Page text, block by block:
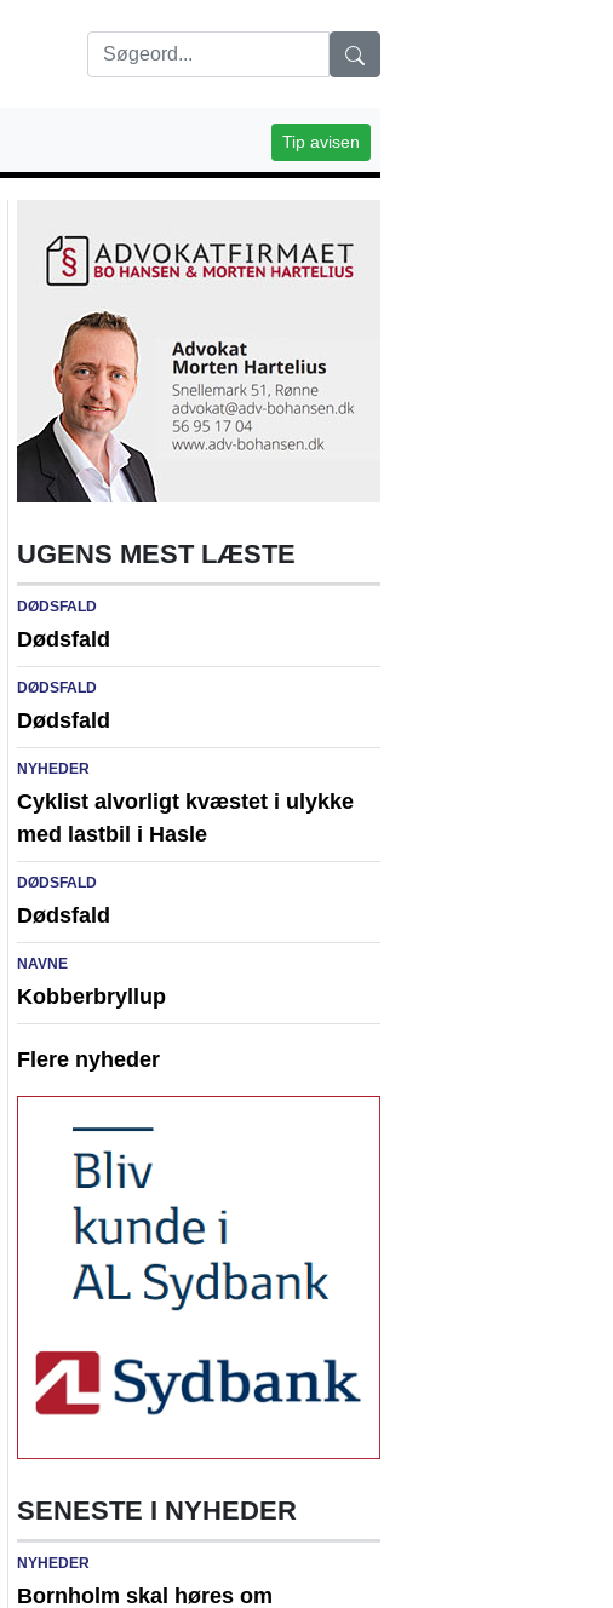
Tip avisen
UGENS MEST LÆSTE
DØDSFALD
Dødsfald
DØDSFALD
Dødsfald
NYHEDER
Cyklist alvorligt kvæstet i ulykke
med lastbil i Hasle
DØDSFALD
Dødsfald
NAVNE
Kobberbryllup
Flere nyheder
SENESTE I NYHEDER
NYHEDER
Bornholm skal høres om